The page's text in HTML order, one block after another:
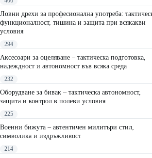
Ловни дрехи за професионална употреба:
функционалност, тишина и защита при всякакви
условия
294
Аксесоари за оцеляване – тактическа подготовка,
надеждност и автономност във всяка среда
232
Оборудване за бивак – тактическа автономност,
защита и контрол в полеви условия
225
Военни бижута – автентичен милитъри стил,
символика и издръжливост
214